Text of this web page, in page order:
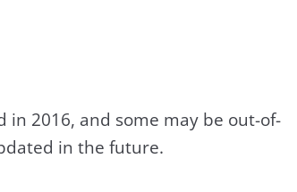
2016, and some may be out-of-
in the future.